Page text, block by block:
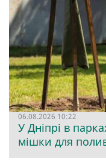
06.08.2026 10:22
У Дніпрі в
мішки для